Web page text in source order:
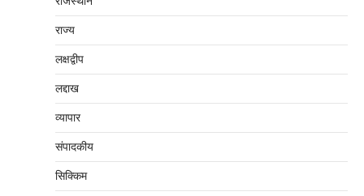
राज्य
लक्षद्वीप
लद्दाख
व्यापार
संपादकीय
सिक्किम